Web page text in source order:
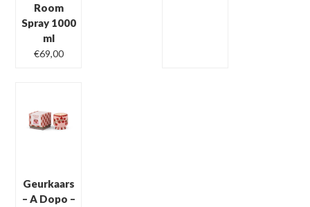
Room
Spray 1000
ml
€69,00
Geurkaars
– A Dopo –